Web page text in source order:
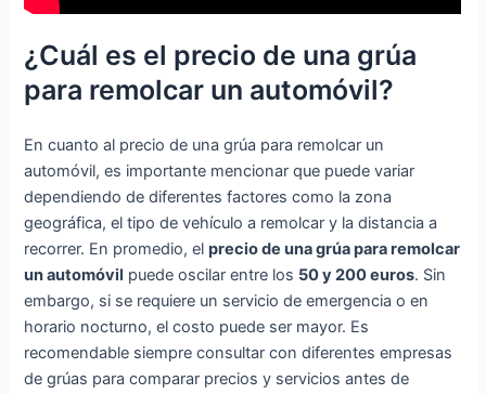
¿Cuál es el precio de una grúa
para remolcar un automóvil?
En cuanto al precio de una grúa para remolcar un
automóvil, es importante mencionar que puede variar
dependiendo de diferentes factores como la zona
geográfica, el tipo de vehículo a remolcar y la distancia a
recorrer. En promedio, elprecio de una grúa para remolcar
un automóvil puede oscilar entre los 50 y 200 euros. Sin
embargo, si se requiere un servicio de emergencia o en
horario nocturno, el costo puede ser mayor. Es
recomendable siempre consultar con diferentes empresas
de grúas para comparar precios y servicios antes de